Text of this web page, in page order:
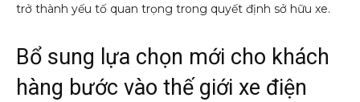
trở thành yếu tố quan trọng trong quyết định sở hữu xe.
Bổ sung lựa chọn mới cho khách
hàng bước vào thế giới xe điện